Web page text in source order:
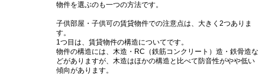
物件を選ぶのも一つの方法です。
子供部屋・子供可の賃貸物件での注意点は、大きく2つありま
す。
1つ目は、賃貸物件の構造についてです。
物件の構造には、木造・RC（鉄筋コンクリート）造・鉄骨造な
どがありますが、木造はほかの構造と比べて防音性がやや低い
傾向があります。